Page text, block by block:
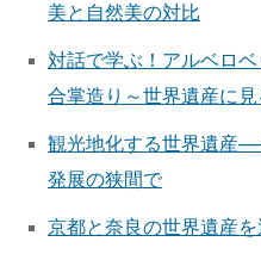
美と自然美の対比
対話で学ぶ！アルベロ
合掌造り～世界遺産に
観光地化する世界遺産
発展の狭間で
京都と奈良の世界遺産を